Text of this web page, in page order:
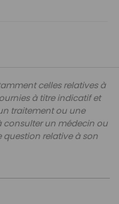
celles relatives à
à titre indicatif et
traitement ou une
consulter un médecin ou
relative à son